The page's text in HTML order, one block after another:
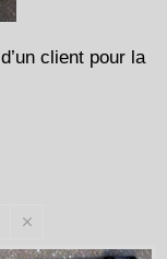
client pour la